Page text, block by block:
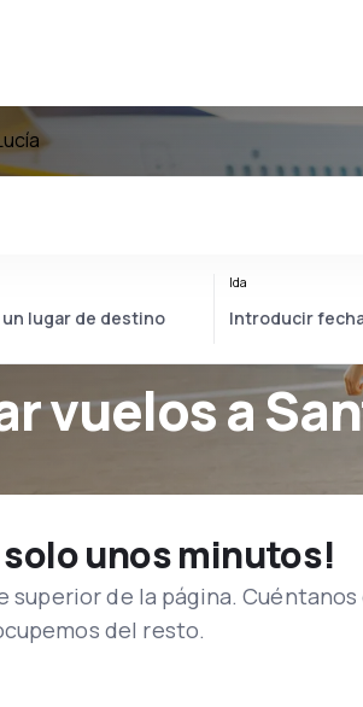
vuelos a
Ida
solo unos minutos!
de la página.
del resto.